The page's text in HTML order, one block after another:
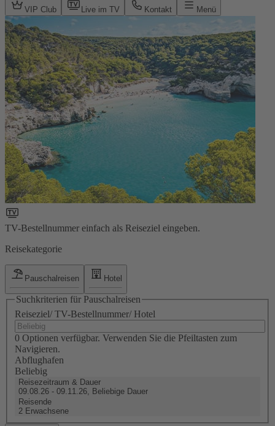
VIP Club Live im TV Kontakt Menü
TV-Bestellnummer einfach als Reiseziel eingeben.
Reisekategorie
Pauschalreisen Hotel
Suchkriterien für Pauschalreisen
Reiseziel/ TV-Bestellnummer/ Hotel
0 Optionen verfügbar. Verwenden Sie die Pfeiltasten zum
Navigieren.
Abflughafen
Beliebig
Reisezeitraum & Dauer
09.08.26 - 09.11.26, Beliebige Dauer
Reisende
2 Erwachsene